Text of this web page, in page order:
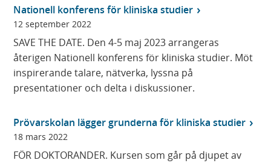
Nationell konferens för kliniska studier
12 september 2022
SAVE THE DATE. Den 4-5 maj 2023 arrangeras
återigen Nationell konferens för kliniska studier. Möt
inspirerande talare, nätverka, lyssna på
presentationer och delta i diskussioner.
Prövarskolan lägger grunderna för kliniska studier
18 mars 2022
FÖR DOKTORANDER. Kursen som går på djupet av